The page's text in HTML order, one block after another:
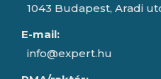
1043 Budapest, Aradi
E-mail:
info@expert.hu